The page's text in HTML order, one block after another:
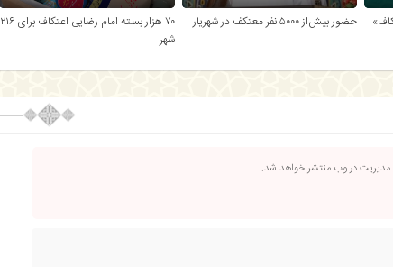
حضور بیش‌از ۵۰۰۰ نفر معتکف در شهریار
۷۰ هزار بسته امام رضایی اعتکاف برای ۲۱۶
شهر
مدیریت در وب منتشر خواهد شد.